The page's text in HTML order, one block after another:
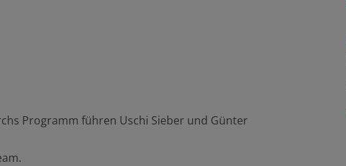
Programm führen Uschi Sieber und Günter